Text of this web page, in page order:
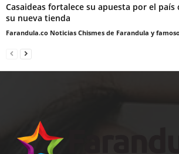
Casaideas fortalece su apuesta por el
su nueva tienda
Farandula.co Noticias Chismes de Farandula y